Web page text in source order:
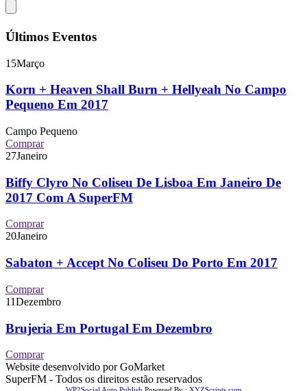
Últimos Eventos
15Março
Korn + Heaven Shall Burn + Hellyeah No Campo
Pequeno Em 2017
Campo Pequeno
Comprar
27Janeiro
Biffy Clyro No Coliseu De Lisboa Em Janeiro De
2017 Com A SuperFM
Comprar
20Janeiro
Sabaton + Accept No Coliseu Do Porto Em 2017
Comprar
11Dezembro
Brujeria Em Portugal Em Dezembro
Comprar
Website desenvolvido por GoMarket
SuperFM - Todos os direitos estão reservados